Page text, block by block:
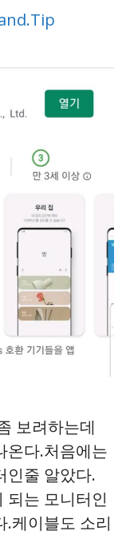
보려하는데
온다.처음에는
인줄 알았다.
되는 모니터인
.케이블도 소리